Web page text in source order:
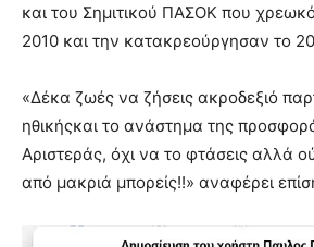
και του Σημιτικού ΠΑΣΟΚ που
2010 και την κατακρεούργησαν το
«Δέκα ζωές να ζήσεις ακροδεξιό
ηθικήςκαι το ανάστημα της
Αριστεράς, όχι να το φτάσεις αλλά
από μακριά μπορείς!!» αναφέρει